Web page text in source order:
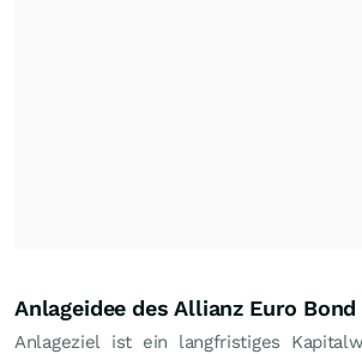
Anlageidee des Allianz Euro Bond
Anlageziel ist ein langfristiges